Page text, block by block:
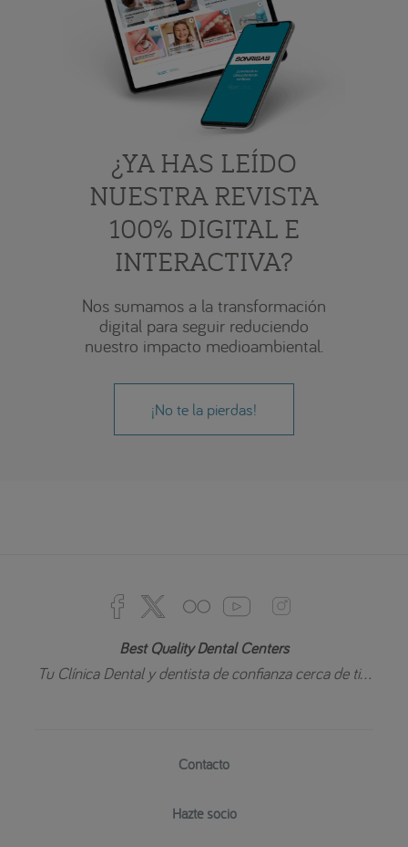
¿YA HAS LEÍDO
NUESTRA REVISTA
100% DIGITAL E
INTERACTIVA?
Nos sumamos a la transformación
digital para seguir reduciendo
nuestro impacto medioambiental.
¡No te la pierdas!
Best Quality Dental Centers
Tu Clínica Dental y dentista de confianza cerca de ti...
Contacto
Hazte socio